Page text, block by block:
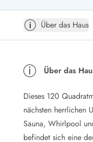
Öffnungszeiten
Anreise
Ferienhaus ABC
Häufige Fragen zur Buchung
Verleihservice
Reisescheckliste
Endreinigung
Gutschein
Über das Haus
Über das
Dieses 120
nächsten herrlichen
Sauna, Whirlpool
befindet sich eine